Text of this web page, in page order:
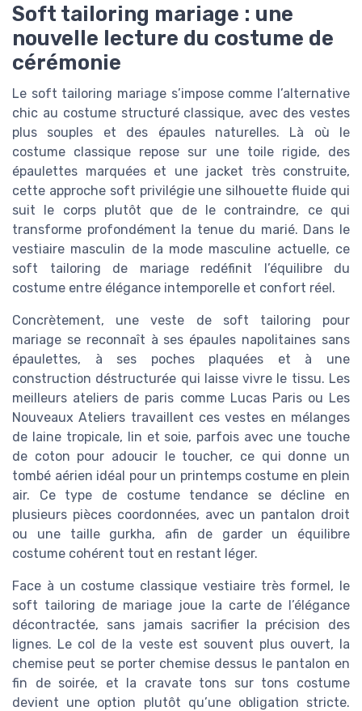
Soft tailoring mariage : une
nouvelle lecture du costume de
cérémonie
Le soft tailoring mariage s’impose comme l’alternative
chic au costume structuré classique, avec des vestes
plus souples et des épaules naturelles. Là où le
costume classique repose sur une toile rigide, des
épaulettes marquées et une jacket très construite,
cette approche soft privilégie une silhouette fluide qui
suit le corps plutôt que de le contraindre, ce qui
transforme profondément la tenue du marié. Dans le
vestiaire masculin de la mode masculine actuelle, ce
soft tailoring de mariage redéfinit l’équilibre du
costume entre élégance intemporelle et confort réel.
Concrètement, une veste de soft tailoring pour
mariage se reconnaît à ses épaules napolitaines sans
épaulettes, à ses poches plaquées et à une
construction déstructurée qui laisse vivre le tissu. Les
meilleurs ateliers de paris comme Lucas Paris ou Les
Nouveaux Ateliers travaillent ces vestes en mélanges
de laine tropicale, lin et soie, parfois avec une touche
de coton pour adoucir le toucher, ce qui donne un
tombé aérien idéal pour un printemps costume en plein
air. Ce type de costume tendance se décline en
plusieurs pièces coordonnées, avec un pantalon droit
ou une taille gurkha, afin de garder un équilibre
costume cohérent tout en restant léger.
Face à un costume classique vestiaire très formel, le
soft tailoring de mariage joue la carte de l’élégance
décontractée, sans jamais sacrifier la précision des
lignes. Le col de la veste est souvent plus ouvert, la
chemise peut se porter chemise dessus le pantalon en
fin de soirée, et la cravate tons sur tons costume
devient une option plutôt qu’une obligation stricte.